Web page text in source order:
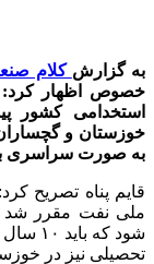
به گزارش کلام
خصوص اظهار کرد:
استخدامی کشور
خوزستان و
به صورت سراسری
قایم پناه تصریح
ملی نفت مقرر شد
شود
تحصیلی نیز در